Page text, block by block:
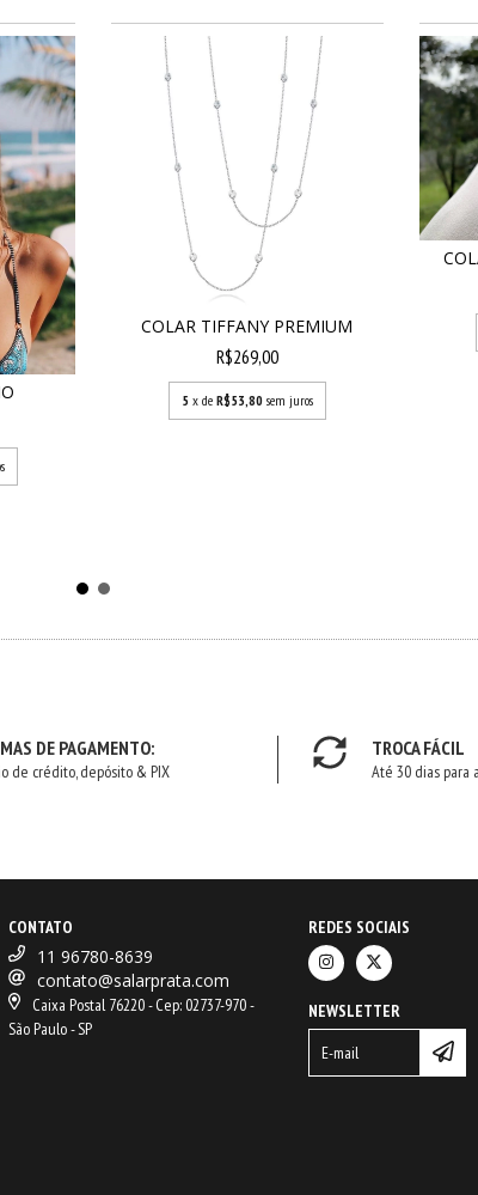
COLAR TIFFANY PREMIUM
R$269,00
5 x de R$53,80 sem juros
DE PAGAMENTO:
de crédito, depósito & PIX
TROCA FÁCIL
Até 30 dias para
CONTATO
11 96780-8639
contato@salarprata.com
Caixa Postal 76220 - Cep: 02737-970 -
São Paulo - SP
REDES SOCIAIS
NEWSLETTER